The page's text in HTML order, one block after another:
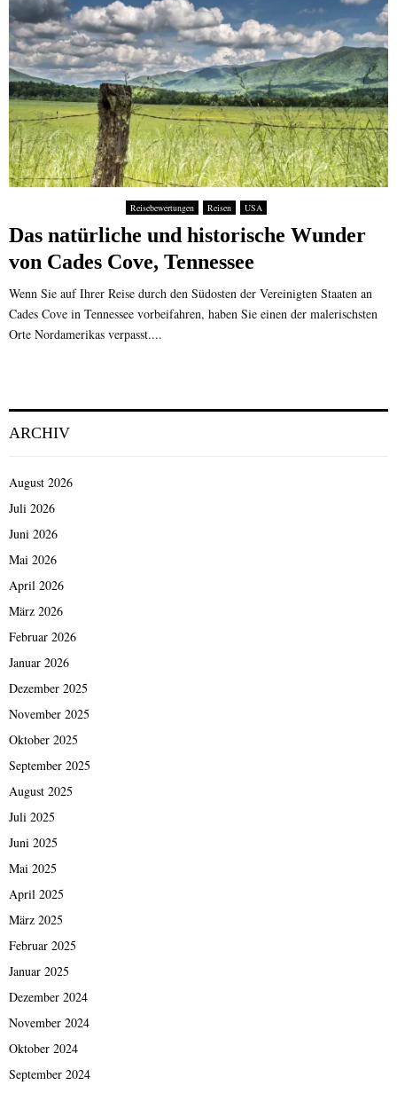
Reisebewertungen Reisen USA
Das natürliche und historische Wunder
von Cades Cove, Tennessee
Wenn Sie auf Ihrer Reise durch den Südosten der Vereinigten Staaten an
Cades Cove in Tennessee vorbeifahren, haben Sie einen der malerischsten
Orte Nordamerikas verpasst....
ARCHIV
August 2026
Juli 2026
Juni 2026
Mai 2026
April 2026
März 2026
Februar 2026
Januar 2026
Dezember 2025
November 2025
Oktober 2025
September 2025
August 2025
Juli 2025
Juni 2025
Mai 2025
April 2025
März 2025
Februar 2025
Januar 2025
Dezember 2024
November 2024
Oktober 2024
September 2024